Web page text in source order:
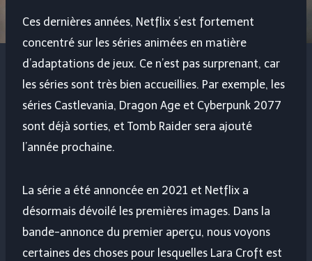
Ces dernières années, Netflix s’est fortement
concentré sur les séries animées en matière
d’adaptations de jeux. Ce n’est pas surprenant, car
les séries sont très bien accueillies. Par exemple, les
séries Castlevania, Dragon Age et Cyberpunk 2077
sont déjà sorties, et Tomb Raider sera ajouté
l’année prochaine.
La série a été annoncée en 2021 et Netflix a
désormais dévoilé les premières images. Dans la
bande-annonce du premier aperçu, nous voyons
certaines des choses pour lesquelles Lara Croft est